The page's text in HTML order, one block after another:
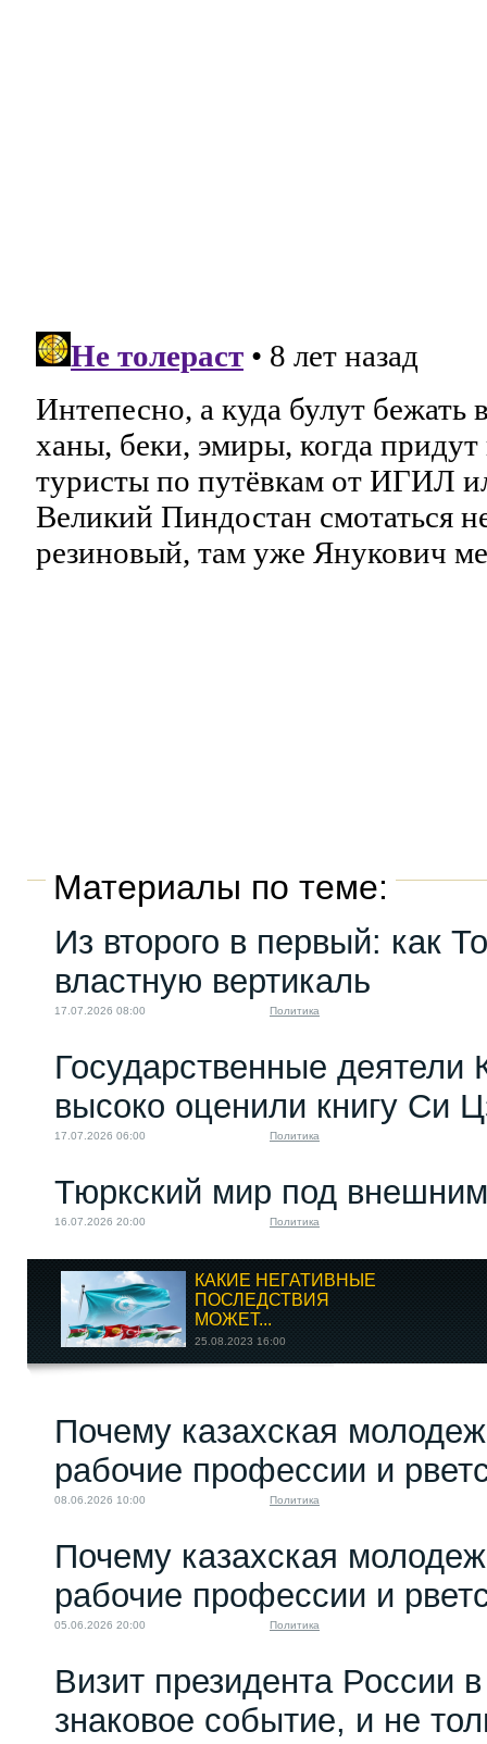
Материалы по теме:
Из второго в первый: как
властную вертикаль
17.07.2026 08:00 Политика
Государственные деятели
высоко оценили книгу Си
17.07.2026 06:00 Политика
Тюркский мир под
16.07.2026 20:00 Политика
КАКИЕ НЕГАТИВНЫЕ
ПОСЛЕДСТВИЯ
МОЖЕТ...
25.08.2023 16:00
акция против России
и...
22.04.2024 11:56
Почему казахская
рабочие профессии и
08.06.2026 10:00 Политика
Почему казахская
рабочие профессии и
05.06.2026 20:00 Политика
Визит президента России
знаковое событие, и не